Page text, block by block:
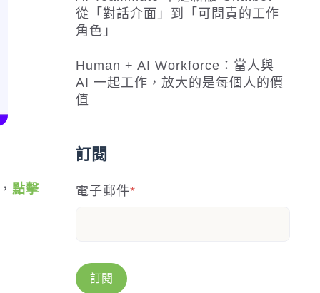
點擊
從「對話介面」到「可問責的工作
角色」
Human + AI Workforce：當人與
AI 一起工作，放大的是每個人的價
值
訂閱
電子郵件*